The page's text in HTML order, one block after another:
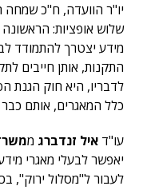
יו"ר הוועדה, ח"כ שמחה
שלוש אופציות:
מידע יצטרך להתמודד
התקנות, אותן חייבים
לדבריו, היא חוק הגנת
כלל המאגרים, אותם
עו"ד איל זנדברג מ
יאפשר לבעלי מאגרי
לעבור ל"מסלול ירוק",